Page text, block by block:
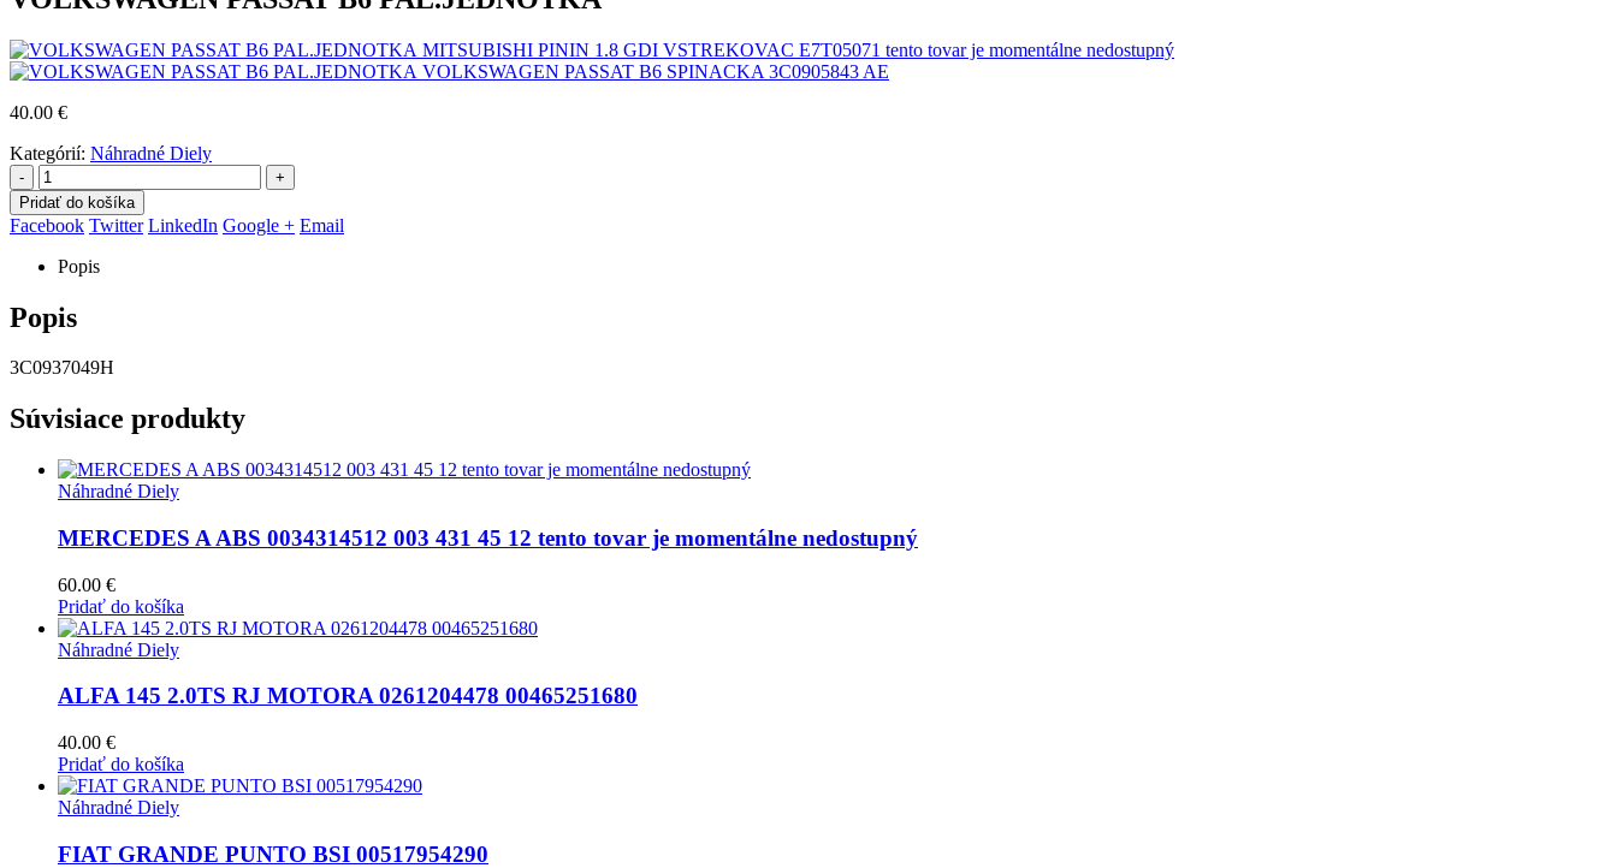
MITSUBISHI PININ 1.8 GDI VSTREKOVAC E7T05071 tento tovar je momentálne nedostupný
VOLKSWAGEN PASSAT B6 SPINACKA 3C0905843 AE
40.00 €
Kategórií: Náhradné Diely
-
+
Pridať do košíka
Facebook Twitter LinkedIn Google + Email
Popis
Popis
3C0937049H
Súvisiace produkty
Náhradné Diely
MERCEDES A ABS 0034314512 003 431 45 12 tento tovar je momentálne nedostupný
60.00 €
Pridať do košíka
Náhradné Diely
ALFA 145 2.0TS RJ MOTORA 0261204478 00465251680
40.00 €
Pridať do košíka
Náhradné Diely
FIAT GRANDE PUNTO BSI 00517954290